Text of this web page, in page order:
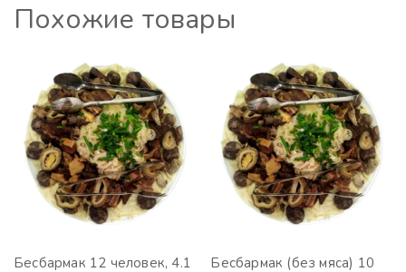
Похожие товары
Бесбармак 12 человек, 4.1
Бесбармак (без мяса) 10